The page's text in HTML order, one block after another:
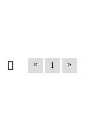
« 1 »